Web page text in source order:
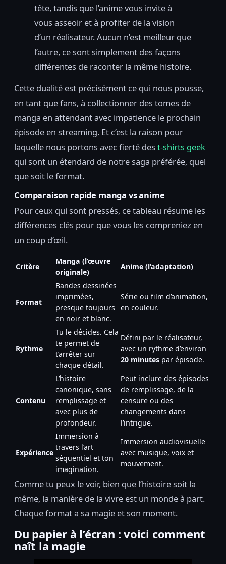
tête, tandis que l’anime vous invite à
vous asseoir et à profiter de la vision
d’un réalisateur. Aucun n’est meilleur que
l’autre, ce sont simplement des façons
différentes de raconter la même histoire.
Cette dualité est précisément ce qui nous pousse,
en tant que fans, à collectionner des tomes de
manga en attendant avec impatience le prochain
épisode en streaming. Et c’est la raison pour
laquelle nous portons avec fierté des t-shirts geek
qui sont un étendard de notre saga préférée, quel
que soit le format.
Comparaison rapide manga vs anime
Pour ceux qui sont pressés, ce tableau résume les
différences clés pour que vous les compreniez en
un coup d’œil.
Critère
Manga (l’œuvre
originale)
Anime (l’adaptation)
Format
Bandes dessinées
imprimées,
presque toujours
en noir et blanc.
Série ou film d’animation,
en couleur.
Rythme
Tu le décides. Cela
te permet de
t’arrêter sur
chaque détail.
Défini par le réalisateur,
avec un rythme d’environ
20 minutes par épisode.
Contenu
L’histoire
canonique, sans
remplissage et
avec plus de
profondeur.
Peut inclure des épisodes
de remplissage, de la
censure ou des
changements dans
l’intrigue.
Expérience
Immersion à
travers l’art
séquentiel et ton
imagination.
Immersion audiovisuelle
avec musique, voix et
mouvement.
Comme tu peux le voir, bien que l’histoire soit la
même, la manière de la vivre est un monde à part.
Chaque format a sa magie et son moment.
Du papier à l’écran : voici comment
naît la magie